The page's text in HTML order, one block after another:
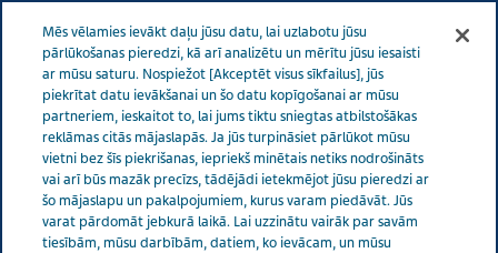
Latvia Par Teva Fakti un skaitļi par uzņēmumu
Fakti un skaitļi par
uzņēmumu
Mēs vēlamies ievākt daļu jūsu datu, lai uzlabotu jūsu
pārlūkošanas pieredzi, kā arī analizētu un mērītu jūsu iesaisti
ar mūsu saturu. Nospiežot [Akceptēt visus sīkfailus], jūs
piekrītat datu ievākšanai un šo datu kopīgošanai ar mūsu
partneriem, ieskaitot to, lai jums tiktu sniegtas atbilstošākas
reklāmas citās mājaslapās. Ja jūs turpināsiet pārlūkot mūsu
vietni bez šīs piekrišanas, iepriekš minētais netiks nodrošināts
vai arī būs mazāk precīzs, tādējādi ietekmējot jūsu pieredzi ar
šo mājaslapu un pakalpojumiem, kurus varam piedāvāt. Jūs
varat pārdomāt jebkurā laikā. Lai uzzinātu vairāk par savām
tiesībām, mūsu darbībām, datiem, ko ievācam, un mūsu